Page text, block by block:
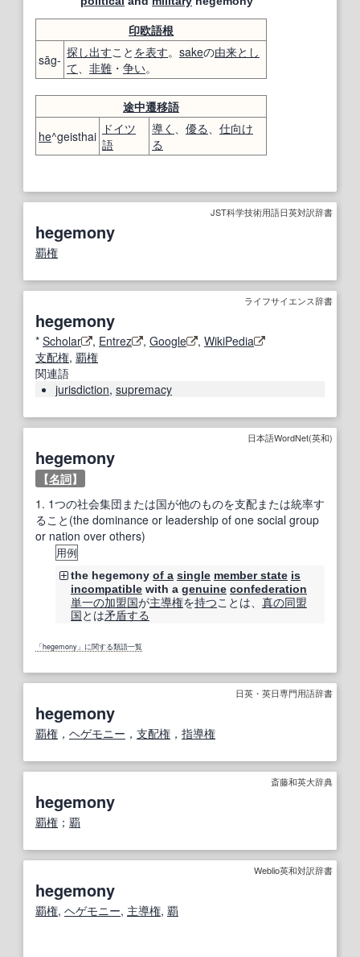
印欧語根
sāg- 探し出すこと を表す。 sakeの由来とし
て、 非難 ・ 争い。
途中遷移語
he^geisthai ドイツ
語
導く 、 優る、 仕向け
る
JST科学技術用語日英対訳辞書
hegemony
覇権
ライフサイエンス辞書
hegemony
* Scholar , Entrez , Google , WikiPedia
支配権, 覇権
関連語
jurisdiction, supremacy
日本語WordNet(英和)
hegemony
【名詞】
1. 1つの社会集団または国が他のものを支配または統率す
ること(the dominance or leadership of one social group
or nation over others)
用例
the hegemony of a single member state is
incompatible with a genuine confederation
単一の加盟国が主導権を持つことは、 真の同盟
国とは矛盾する
「hegemony」に関する類語一覧
日英・英日専門用語辞書
hegemony
覇権 ， ヘゲモニー ， 支配権 ， 指導権
斎藤和英大辞典
hegemony
覇権 ； 覇
Weblio英和対訳辞書
hegemony
覇権, ヘゲモニー, 主導権, 覇